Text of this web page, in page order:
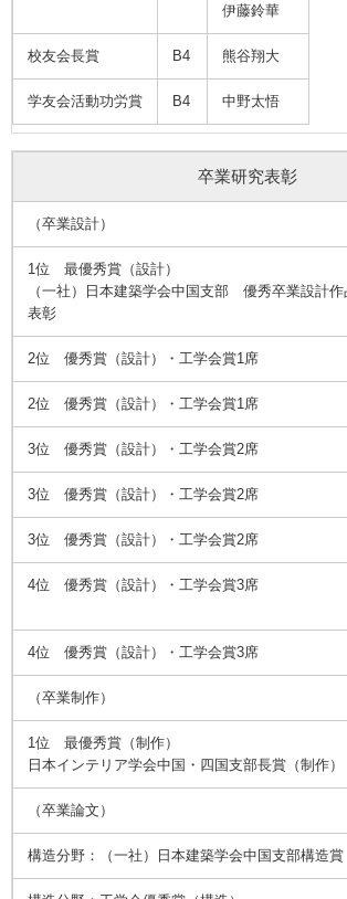
伊藤鈴華
校友会長賞 B4 熊谷翔大
学友会活動功労賞 B4 中野太悟
卒業研究表彰
（卒業設計）
1位 最優秀賞（設計）
（一社）日本建築学会中国支部 優秀卒業設計作
表彰
2位 優秀賞（設計）・工学会賞1席
2位 優秀賞（設計）・工学会賞1席
3位 優秀賞（設計）・工学会賞2席
3位 優秀賞（設計）・工学会賞2席
3位 優秀賞（設計）・工学会賞2席
4位 優秀賞（設計）・工学会賞3席
4位 優秀賞（設計）・工学会賞3席
（卒業制作）
1位 最優秀賞（制作）
日本インテリア学会中国・四国支部長賞（制作）
（卒業論文）
構造分野：（一社）日本建築学会中国支部構造賞